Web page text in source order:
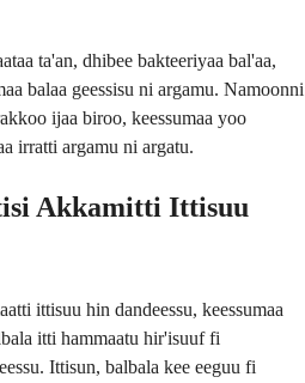
ta'an, dhibee bakteeriyaa bal'aa,
balaa geessisu ni argamu. Namoonni
ijaa biroo, keessumaa yoo
irratti argamu ni argatu.
Akkamitti Ittisuu
ittisuu hin dandeessu, keessumaa
itti hammaatu hir'isuuf fi
Ittisun, balbala kee eeguu fi